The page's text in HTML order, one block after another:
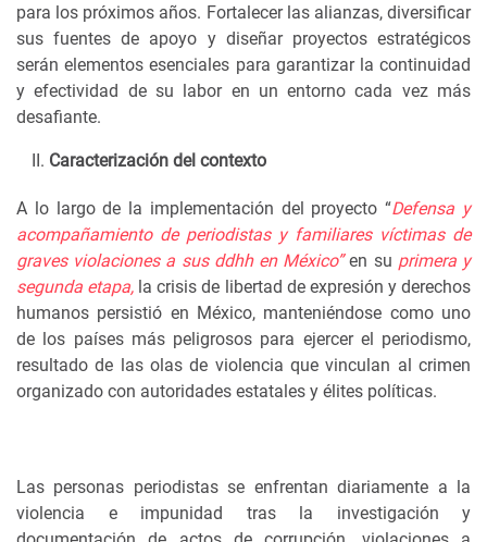
para los próximos años. Fortalecer las alianzas, diversificar
sus fuentes de apoyo y diseñar proyectos estratégicos
serán elementos esenciales para garantizar la continuidad
y efectividad de su labor en un entorno cada vez más
desafiante.
Caracterización del contexto
A lo largo de la implementación del proyecto “Defensa y
acompañamiento de periodistas y familiares víctimas de
graves violaciones a sus ddhh en México”en su primera y
segunda etapa, la crisis de libertad de expresión y derechos
humanos persistió en México, manteniéndose como uno
de los países más peligrosos para ejercer el periodismo,
resultado de las olas de violencia que vinculan al crimen
organizado con autoridades estatales y élites políticas.
Las personas periodistas se enfrentan diariamente a la
violencia e impunidad tras la investigación y